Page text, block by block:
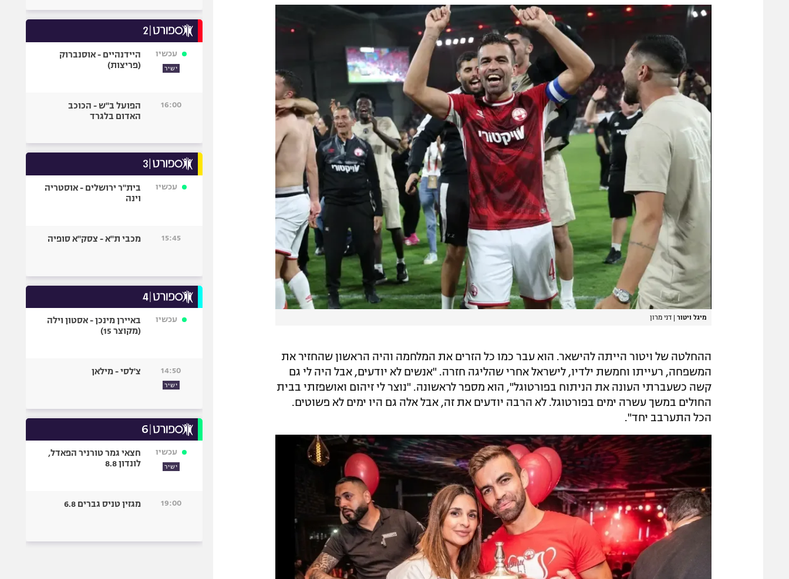
מיגל ויטור | דני מרון
ההחלטה של ויטור הייתה להישאר. הוא עבר כמו כל הזרים את המלחמה והיה הראשון שהחזיר את
המשפחה, רעייתו וחמשת ילדיו, לישראל אחרי שהליגה חזרה. "אנשים לא יודעים, אבל היה לי גם
קשה כשעברתי העונה את הניתוח בפורטוגל", הוא מספר לראשונה. "נוצר לי זיהום ואושפזתי בבית
החולים במשך עשרה ימים בפורטוגל. לא הרבה יודעים את זה, אבל אלה גם היו ימים לא פשוטים.
הכל התערבב יחד".
עכשיו
ישיר
היידנהיים - אוסנברוק
(פריצות)
16:00
הפועל ב"ש - הכוכב
האדום בלגרד
עכשיו
בית"ר ירושלים - אוסטריה
וינה
15:45 מכבי ת"א - צסק"א סופיה
עכשיו
באיירן מינכן - אסטון וילה
(מקוצר 15)
14:50
ישיר
צ'לסי - מילאן
עכשיו
ישיר
חצאי גמר טורניר הפאדל,
לונדון 8.8
19:00 מגזין טניס גברים 6.8